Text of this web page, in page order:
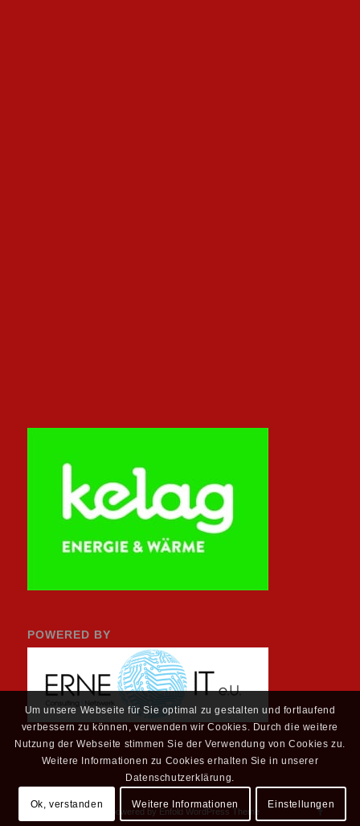
POWERED BY
Copyright - Erne-IT - powered by Enfold WordPress Theme
Um unsere Webseite für Sie optimal zu gestalten und fortlaufend
verbessern zu können, verwenden wir Cookies. Durch die weitere
Nutzung der Webseite stimmen Sie der Verwendung von Cookies zu.
Weitere Informationen zu Cookies erhalten Sie in unserer
Datenschutzerklärung.
Ok, verstanden Weitere Informationen Einstellungen